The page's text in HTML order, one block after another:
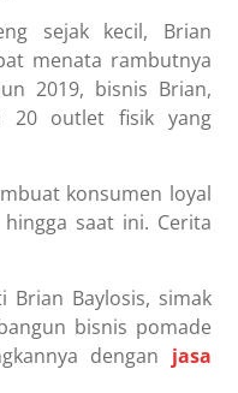
sejak kecil, Brian
menata rambutnya
2019, bisnis Brian,
20 outlet fisik yang
konsumen loyal
saat ini. Cerita
Brian Baylosis, simak
bisnis pomade
dengan jasa